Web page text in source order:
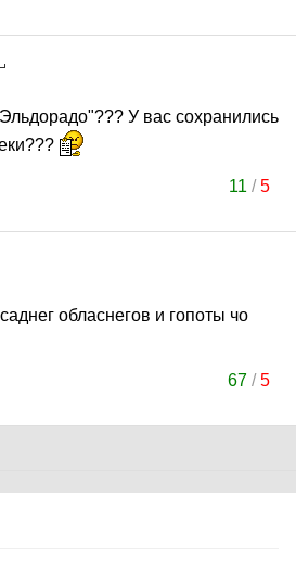
У вас сохранились
11 /5
обласнегов и гопоты чо
67 /5